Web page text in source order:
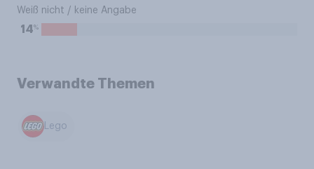
Weiß nicht / keine Angabe
14%
Verwandte Themen
Lego